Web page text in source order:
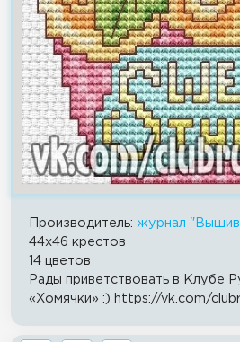
Производитель: журнал
44x46 крестов
14 цветов
Рады приветствовать в Клубе
«Хомячки» :) https://vk.com/